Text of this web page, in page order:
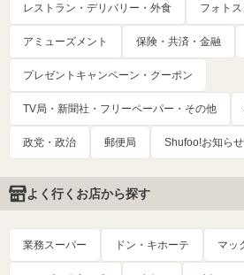
レストラン・デリバリー・外食 フォト
アミューズメント 保険・共済・金融
プレゼントキャンペーン・クーポン
TV局・新聞社・フリーペーパー・その他
政党・政治 郵便局 Shufoo!お知らせ
よく行くお店から探す
業務スーパー ドン・キホーテ マッ